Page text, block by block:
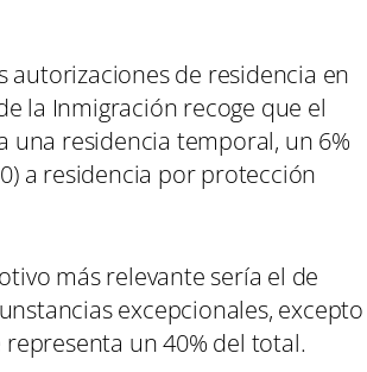
autorizaciones de residencia en
la Inmigración recoge que el
una residencia temporal, un 6%
a residencia por protección
más relevante sería el de
excepcionales, excepto
un 40% del total.